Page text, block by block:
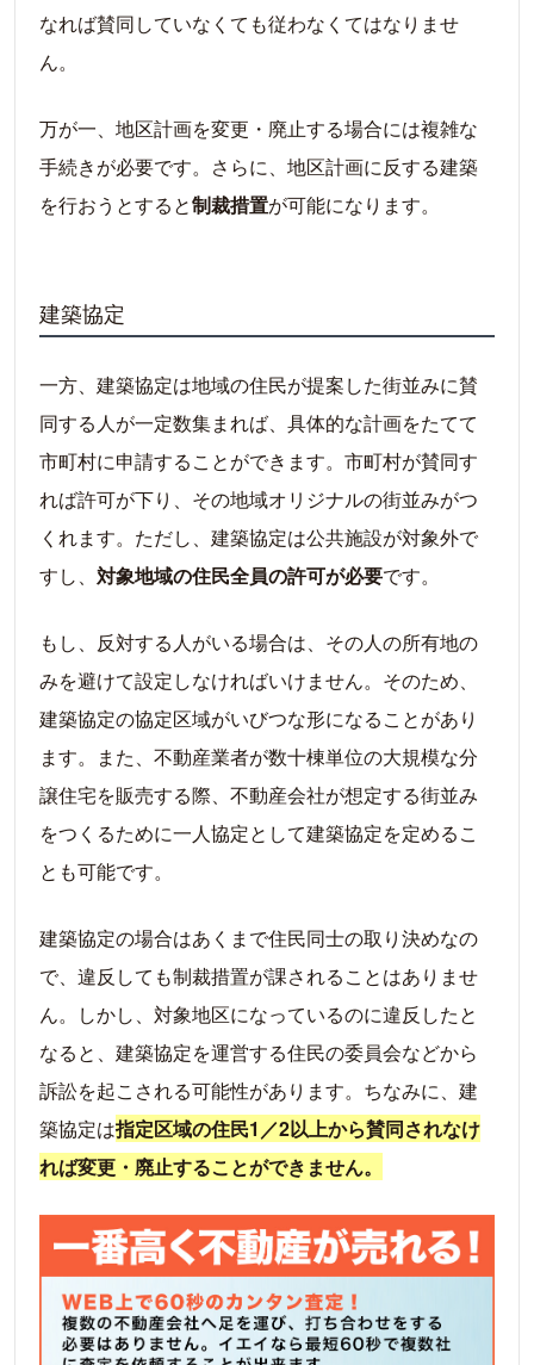
なれば賛同していなくても従わなくてはなりませ
ん。
万が一、地区計画を変更・廃止する場合には複雑な
手続きが必要です。さらに、地区計画に反する建築
を行おうとすると制裁措置が可能になります。
建築協定
一方、建築協定は地域の住民が提案した街並みに賛
同する人が一定数集まれば、具体的な計画をたてて
市町村に申請することができます。市町村が賛同す
れば許可が下り、その地域オリジナルの街並みがつ
くれます。ただし、建築協定は公共施設が対象外で
すし、 対象地域の住民全員の許可が必要です。
もし、反対する人がいる場合は、その人の所有地の
みを避けて設定しなければいけません。そのため、
建築協定の協定区域がいびつな形になることがあり
ます。また、不動産業者が数十棟単位の大規模な分
譲住宅を販売する際、不動産会社が想定する街並み
をつくるために一人協定として建築協定を定めるこ
とも可能です。
建築協定の場合はあくまで住民同士の取り決めなの
で、違反しても制裁措置が課されることはありませ
ん。しかし、対象地区になっているのに違反したと
なると、建築協定を運営する住民の委員会などから
訴訟を起こされる可能性があります。ちなみに、建
築協定は指定区域の住民1／2以上から賛同されなけ
れば変更・廃止することができません。